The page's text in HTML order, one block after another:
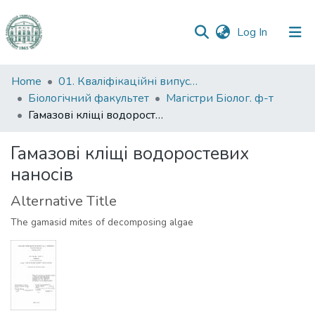
Log In (current)
Communities
&
Collections
Statistics
Home
01. Кваліфікаційні випускні роботи здобувачів вищої освіти
Біологічний факультет
Магістри Біолог. ф-т
Гамазові кліщі водоростевих наносів
Гамазові кліщі водоростевих
наносів
Alternative Title
The gamasid mites of decomposing algae